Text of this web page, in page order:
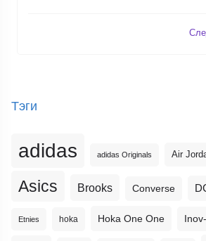
Тэги
adidas adidas Originals Air
Asics Brooks Converse
Etnies hoka Hoka One One